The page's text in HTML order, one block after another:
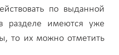
по выданной
разделе имеются уже
то их можно отметить